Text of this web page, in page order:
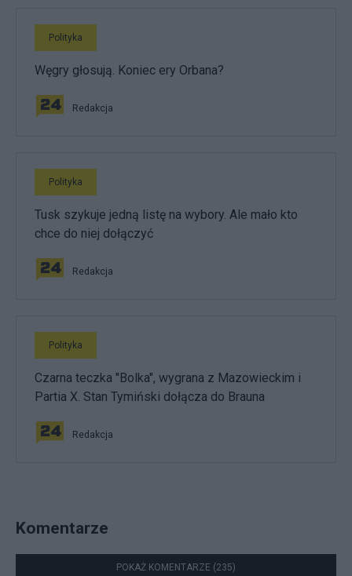
Polityka
Węgry głosują. Koniec ery Orbana?
Redakcja
Polityka
Tusk szykuje jedną listę na wybory. Ale mało kto
chce do niej dołączyć
Redakcja
Polityka
Czarna teczka "Bolka", wygrana z Mazowieckim i
Partia X. Stan Tymiński dołącza do Brauna
Redakcja
Komentarze
POKAŻ KOMENTARZE (235)